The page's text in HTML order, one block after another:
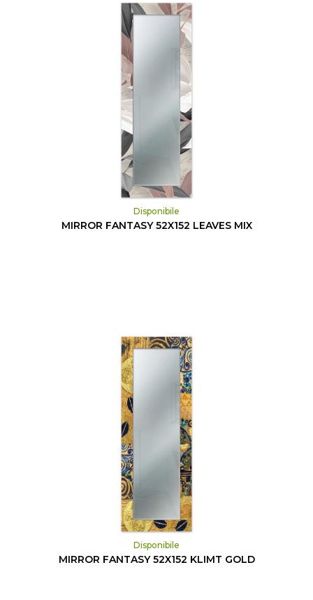
Disponibile
MIRROR FANTASY 52X152 LEAVES MIX
Disponibile
MIRROR FANTASY 52X152 KLIMT GOLD